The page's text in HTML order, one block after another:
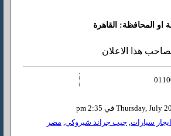
او المحافظة: القاهرة
هذا الاعلان
ايجار سيارات, جيب جراند شيروكي, مصر